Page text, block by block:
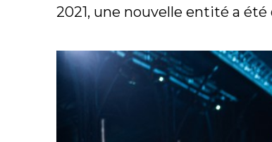
2021, une nouvelle entité a